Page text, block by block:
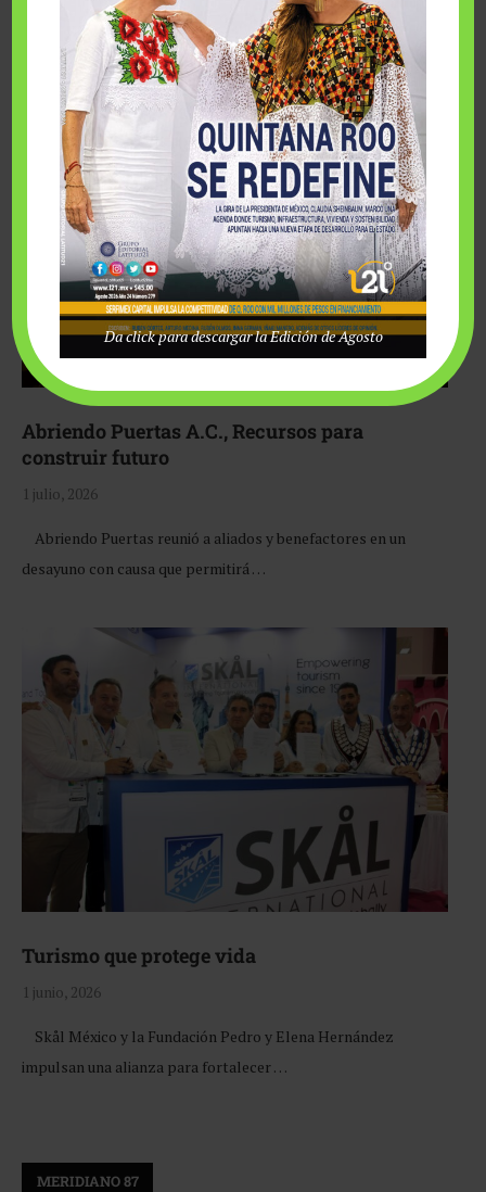
Fairmont Mayakoba y Make-A-Wish México unieron
esfuerzos para hacer realidad el deseo de una …
Abriendo Puertas A.C., Recursos para
construir futuro
1 julio, 2026
Abriendo Puertas reunió a aliados y benefactores en un
desayuno con causa que permitirá …
Turismo que protege vida
1 junio, 2026
Skål México y la Fundación Pedro y Elena Hernández
impulsan una alianza para fortalecer …
MERIDIANO 87
Da click para descargar la Edición de Agosto